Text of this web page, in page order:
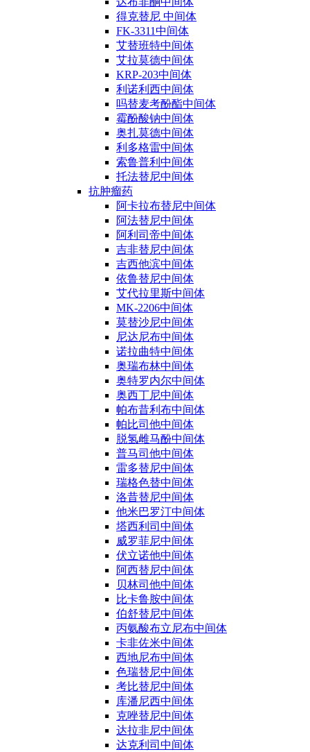
得克替尼 中间体
FK-3311中间体
艾替班特中间体
艾拉莫德中间体
KRP-203中间体
利诺利西中间体
吗替麦考酚酯中间体
霉酚酸钠中间体
奥扎莫德中间体
利多格雷中间体
索鲁普利中间体
托法替尼中间体
抗肿瘤药
阿卡拉布替尼中间体
阿法替尼中间体
阿利司帝中间体
吉非替尼中间体
吉西他滨中间体
依鲁替尼中间体
艾代拉里斯中间体
MK-2206中间体
莫替沙尼中间体
尼达尼布中间体
诺拉曲特中间体
奥瑞布林中间体
奥特罗内尔中间体
奥西丁尼中间体
帕布昔利布中间体
帕比司他中间体
脱氢雌马酚中间体
普马司他中间体
雷多替尼中间体
瑞格色替中间体
洛昔替尼中间体
他米巴罗汀中间体
塔西利司中间体
威罗菲尼中间体
伏立诺他中间体
阿西替尼中间体
贝林司他中间体
比卡鲁胺中间体
伯舒替尼中间体
丙氨酸布立尼布中间体
卡非佐米中间体
西地尼布中间体
色瑞替尼中间体
考比替尼中间体
库潘尼西中间体
克唑替尼中间体
达拉非尼中间体
达克利司中间体